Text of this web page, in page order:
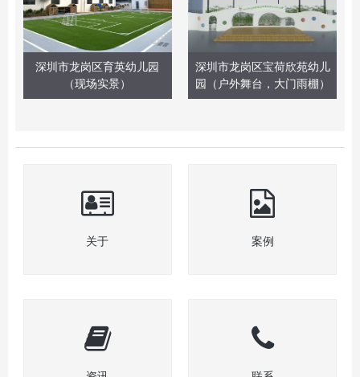
深圳市龙岗区育英幼儿园
（现场实景）
深圳市龙岗区宝荷欣苑幼儿
园（户外舞台，大门雨棚）
关于 案例